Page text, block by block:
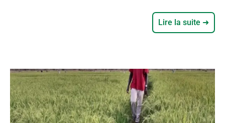
dans le cadre du projet « Co-développement
d’Innovations pour la gestion durable des terres
Lire la suite ➜